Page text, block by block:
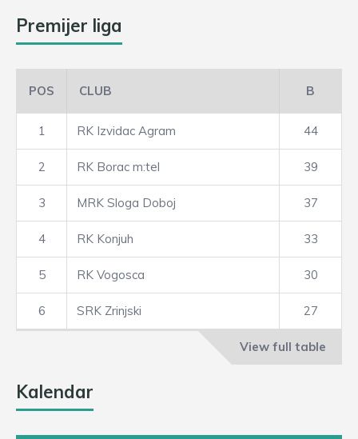
Premijer liga
POS CLUB B
1 RK Izvidac Agram 44
2 RK Borac m:tel 39
3 MRK Sloga Doboj 37
4 RK Konjuh 33
5 RK Vogosca 30
6 SRK Zrinjski 27
View full table
Kalendar